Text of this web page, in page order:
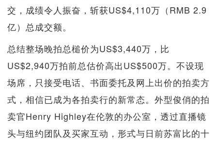
交，成绩令人振奋，斩获US$4,110万（RMB 2.9
亿）总成交额。
总结整场晚拍总槌价为US$3,440万，比
US$2,940万拍前总估价高出US$500万。不设现
场席，只接受电话、书面委托及网上出价的拍卖方
式，相信已成为各拍卖行的新常态。外型俊俏的拍
卖官Henry Highley在伦敦的办公室，透过直播镜
头与纽约团队及买家互动，形式与日前苏富比的十